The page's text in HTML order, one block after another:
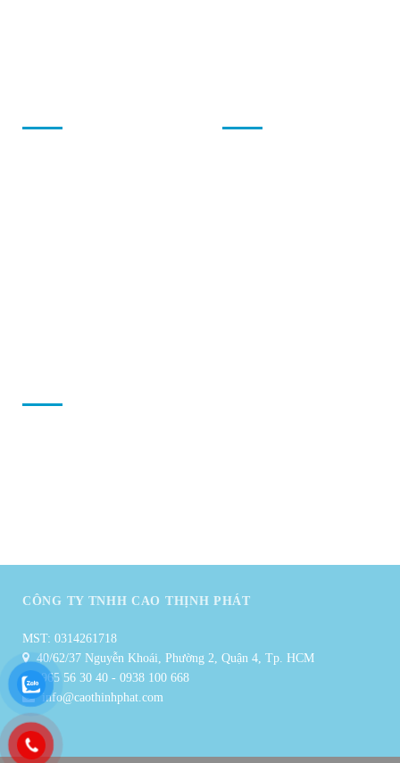
CÔNG TY TNHH CAO THỊNH PHÁT
MST: 0314261718
40/62/37 Nguyễn Khoái, Phường 2, Quận 4, Tp. HCM
0965 56 30 40 - 0938 100 668
info@caothinhphat.com